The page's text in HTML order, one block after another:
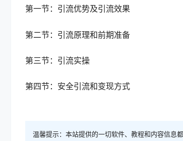
第一节：引流优势及引流效果
第二节：引流原理和前期准备
第三节：引流实操
第四节：安全引流和变现方式
温馨提示：本站提供的一切软件、教程和内容信息